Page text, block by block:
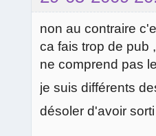
non au contraire
ca fais trop de pub
ne comprend pas
je suis différents
désoler d'avoir